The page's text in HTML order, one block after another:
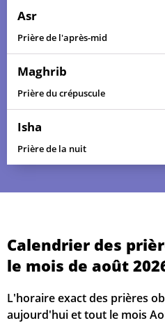
Asr
Prière de l'après-mid
Maghrib
Prière du crépuscule
Isha
Prière de la nuit
Calendrier des
le mois de août
L'horaire exact des prières
aujourd'hui et tout le mois
01, Sa 04:45
04, Ma 04:48 05:51
06, Je 04:50 05:52